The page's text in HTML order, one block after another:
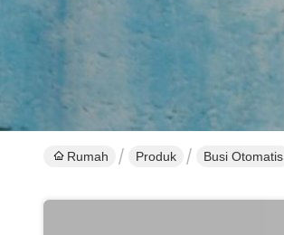
Rumah Produk Busi Otomatis